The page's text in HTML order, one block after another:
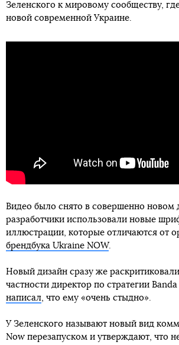
Зеленского к мировому сообществу,
новой современной Украине.
Видео было снято в совершенно новом
разработчики использовали новые
иллюстрации, которые отличаются от
брендбука Ukraine NOW.
Новый дизайн сразу же
частности директор по стратегии
написал, что ему «очень стыдно».
У Зеленского называют новый вид
Now перезапуском и утверждают, что